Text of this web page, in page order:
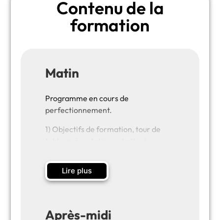
Contenu de la
formation
Matin
Programme en cours de
perfectionnement.
1) Objectifs de formation, tour de
2) Raisonnement et mathématiques
Définition du raisonnement
Compétences mathématiques
Lire plus
Après-midi